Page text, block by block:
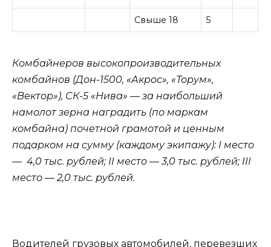
Свыше 18 5
Комбайнеров высокопроизводительных
комбайнов (Дон-1500, «Акрос», «Торум»,
«Вектор»), СК-5 «Нива» — за наибольший
намолот зерна наградить (по маркам
комбайна) почетной грамотой и ценным
подарком на сумму (каждому экипажу): I место
— 4,0 тыс. рублей; II место — 3,0 тыс. рублей; III
место — 2,0 тыс. рублей.
Водителей грузовых автомобилей, перевезших